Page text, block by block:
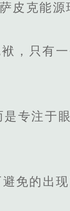
克能源
只有一
专注于眼
的出现